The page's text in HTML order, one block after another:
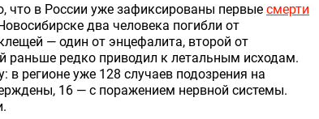
что в России уже зафиксированы первые смерти
два человека погибли от
— один от энцефалита, второй от
раньше редко приводил к летальным исходам.
в регионе уже 128 случаев подозрения на
16 — с поражением нервной системы.